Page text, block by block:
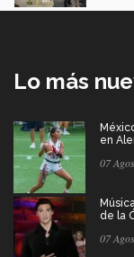
Lo más
en
07
de la
07